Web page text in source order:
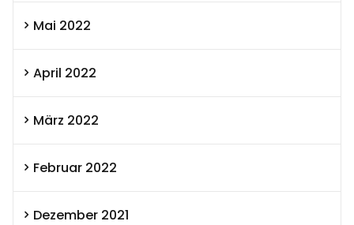
Mai 2022
April 2022
März 2022
Februar 2022
Dezember 2021